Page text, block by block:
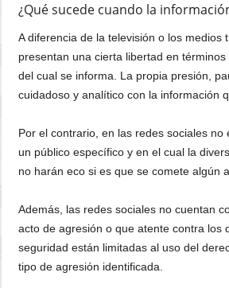
¿Qué sucede cuando la
A diferencia de la televisión o los
presentan una cierta libertad en
del cual se informa. La propia presión,
cuidadoso y analítico con la información
Por el contrario, en las redes sociales
un público específico y en el cual la
no harán eco si es que se comete algún
Además, las redes sociales no cuentan
acto de agresión o que atente contra los
seguridad están limitadas al uso del
tipo de agresión identificada.